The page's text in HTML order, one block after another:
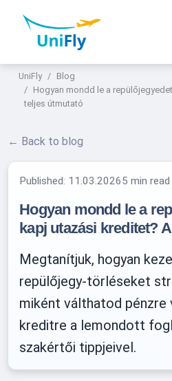
UniFly
Blog
Hogyan mondd le a
teljes útmutató
← Back to blog
Published: 11.03.20265 min read
Hogyan mondd le a
kapj utazási kreditet?
Megtanítjuk, hogyan
repülőjegy-törléseket
miként válthatod pénzre
kreditre a lemondott
szakértői tippjeivel.